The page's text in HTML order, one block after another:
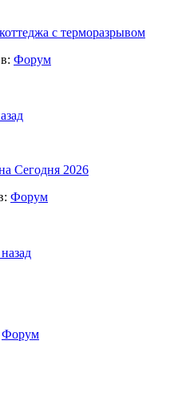
с терморазрывом
в: Форум
Сегодня 2026
Форум
Форум